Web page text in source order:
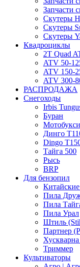
Запчасти
Скутеры
Скутеры
Скутеры
Квадроциклы
2T Quad
ATV 50-
ATV 150-
ATV 300-
РАСПРОДАЖА
Снегоходы
Irbis
Буран
Динго
Dingo
Тайга 500
Рысь
BRP
Для бензопил
Пила
Пила
Пила Урал
Штиль
Партнер
Триммер
Культиваторы